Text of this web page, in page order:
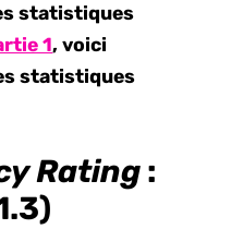
statistiques
1, voici
statistiques
Rating :